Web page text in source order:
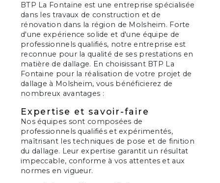
BTP La Fontaine est une entreprise spécialisée
dans les travaux de construction et de
rénovation dans la région de Molsheim. Forte
d'une expérience solide et d'une équipe de
professionnels qualifiés, notre entreprise est
reconnue pour la qualité de ses prestations en
matière de dallage. En choisissant BTP La
Fontaine pour la réalisation de votre projet de
dallage à Molsheim, vous bénéficierez de
nombreux avantages :
Expertise et savoir-faire
Nos équipes sont composées de
professionnels qualifiés et expérimentés,
maîtrisant les techniques de pose et de finition
du dallage. Leur expertise garantit un résultat
impeccable, conforme à vos attentes et aux
normes en vigueur.